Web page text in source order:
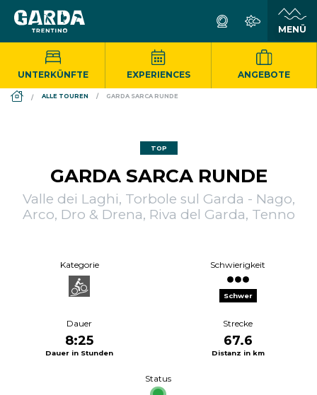
UNTERKÜNFTE EXPERIENCES ANGEBOTE
DS_BREADCRUMB.HOME
ALLE TOUREN GARDA SARCA RUNDE
TOP
GARDA SARCA RUNDE
Valle dei Laghi, Torbole sul Garda - Nago,
Arco, Dro & Drena, Riva del Garda, Tenno
Kategorie Schwierigkeit
Schwer
Dauer
8:25
Dauer in Stunden
Strecke
67.6
Distanz in km
Status